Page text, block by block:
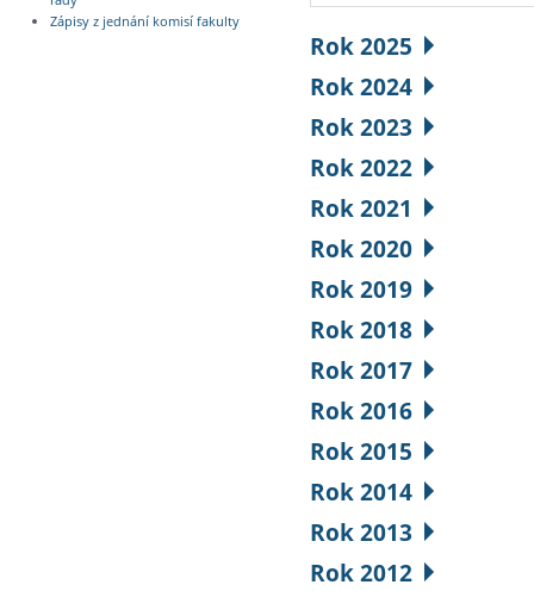
Zápisy z jednání komisí fakulty
Rok 2025
Rok 2024
Rok 2023
Rok 2022
Rok 2021
Rok 2020
Rok 2019
Rok 2018
Rok 2017
Rok 2016
Rok 2015
Rok 2014
Rok 2013
Rok 2012